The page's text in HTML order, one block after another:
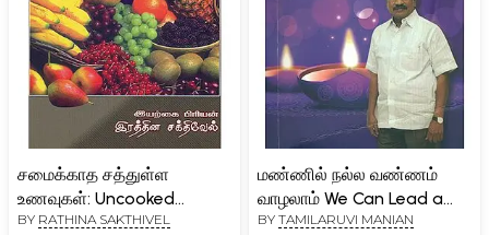
சமைக்காத சத்துள்ள
உணவுகள்: Uncooked
Nutritious Food (Tamil)
BY RATHINA SAKTHIVEL
மண்ணில் நல்ல வண்ணம்
வாழலாம் We Can Lead a
Good Life on This Earth
BY TAMILARUVI MANIAN